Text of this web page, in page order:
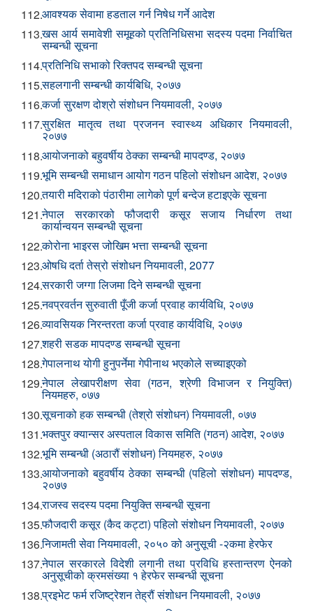
112.आवश्यक सेवामा हडताल गर्न निषेध गर्ने आदेश
113.खस आर्य समावेशी समूहको प्रतिनिधिसभा सदस्य पदमा निर्वाचित
सम्बन्धी सूचना
114.प्रतिनिधि सभाको रिक्तपद सम्बन्धी सूचना
115.सहलगानी सम्बन्धी कार्यबिधि, २०७७
116.कर्जा सुरक्षण दोश्रो संशोधन नियमावली, २०७७
117.सुरक्षित मातृत्व तथा प्रजनन स्वास्थ्य अधिकार नियमावली,
२०७७
118.आयोजनाको बहुवर्षीय ठेक्का सम्बन्धी मापदण्ड, २०७७
119.भूमि सम्बन्धी समाधान आयोग गठन पहिलो संशोधन आदेश, २०७७
120.तयारी मदिराको पंठारीमा लागेको पूर्ण बन्देज हटाइएके सूचना
121.नेपाल सरकारको फौजदारी कसूर सजाय निर्धारण तथा
कार्यान्वयन सम्बन्धी सूचना
122.कोरोना भाइरस जोखिम भत्ता सम्बन्धी सूचना
123.ओषधि दर्ता तेस्रो संशोधन नियमावली, 2077
124.सरकारी जग्गा लिजमा दिने सम्बन्धी सूचना
125.नवप्रवर्तन सुरुवाती पूँजी कर्जा प्रवाह कार्यविधि, २०७७
126.व्यावसियक निरन्तरता कर्जा प्रवाह कार्यविधि, २०७७
127.शहरी सडक मापदण्ड सम्बन्धी सूचना
128.गेपालनाथ योगी हुनुपर्नेमा गेपीनाथ भएकोले सच्याइएको
129.नेपाल लेखापरीक्षण सेवा (गठन, श्रेणी विभाजन र नियुक्ति)
नियमहरु, ०७७
130.सूचनाको हक सम्बन्धी (तेश्रो संशोधन) नियमावली, ०७७
131.भक्तपुर क्यान्सर अस्पताल विकास समिति (गठन) आदेश, २०७७
132.भूमि सम्बन्धी (अठारौं संशोधन) नियमहरु, २०७७
133.आयोजनाको बहुवर्षीय ठेक्का सम्बन्धी (पहिलो संशोधन) मापदण्ड,
२०७७
134.राजस्व सदस्य पदमा नियुक्ति सम्बन्धी सूचना
135.फौजदारी कसूर (कैद कट्टा) पहिलो संशोधन नियमावली, २०७७
136.निजामती सेवा नियमावली, २०५० को अनुसूची -२कमा हेरफेर
137.नेपाल सरकारले विदेशी लगानी तथा प्रविधि हस्तान्तरण ऐनको
अनुसूचीको क्रमसंख्या १ हेरफेर सम्बन्धी सूचना
138.प्रइभेट फर्म रजिष्ट्रेशन तेह्रौं संशोधन नियमावली, २०७७